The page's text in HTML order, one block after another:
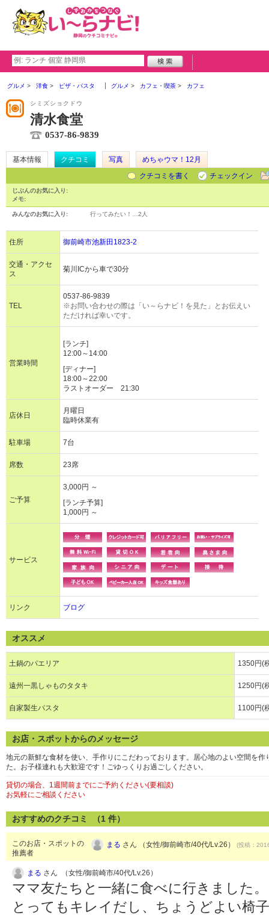
グルメ 洋食 ピザ・パスタ グルメ カフェ・喫茶 カフェ
シミズショクドウ
清水食堂
0537-86-9839
基本情報 クチコミ 写真
めちゃウマ！12月
クチコミを書く
チェックイン
じぶんのお気に入り:
メモ:
みんなのお気に入り: 行ってみたい！… 2人
住所 御前崎市池新田1823-2
交通・アクセ
ス
菊川ICから車で30分
TEL
0537-86-9839
※お問い合わせの際は「い～らナビ！を見た」とお伝えい
ただければ幸いです。
営業時間
[ランチ]
12:00～14:00
[ディナー]
18:00～22:00
ラストオーダー 21:30
店休日
月曜日
臨時休業有
駐車場 7台
席数 23席
ご予算
3,000円 ～
[ランチ予算]
1,000円 ～
サービス
リンク ブログ
オススメ
土鍋のパエリア 1350円(
遠州一黒しゃものタタキ 1250円(
自家製生パスタ 1100円(
お店・スポットからのメッセージ
地元の新鮮な食材を使い、手作りにこだわっております。居心地のよい空間を
た。お子様連れも大歓迎です！ごゆっくりお過ごしください。
貸切の場合、1週間前までにご予約ください(要相談)
お気軽にご相談ください
おすすめのクチコミ （1 件）
このお店・スポットの
推薦者
まる さん （女性/御前崎市/40代/Lv.26） (投稿：
まる さん （女性/御前崎市/40代/Lv.26）
ママ友たちと一緒に食べに行きました
とってもキレイだし、ちょうどよい椅